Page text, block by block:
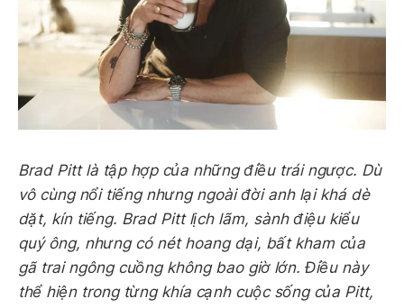
Brad Pitt là tập hợp của những điều trái ngược. Dù
vô cùng nổi tiếng nhưng ngoài đời anh lại khá dè
dặt, kín tiếng. Brad Pitt lịch lãm, sành điệu kiểu
quý ông, nhưng có nét hoang dại, bất kham của
gã trai ngông cuồng không bao giờ lớn. Điều này
thể hiện trong từng khía cạnh cuộc sống của Pitt,